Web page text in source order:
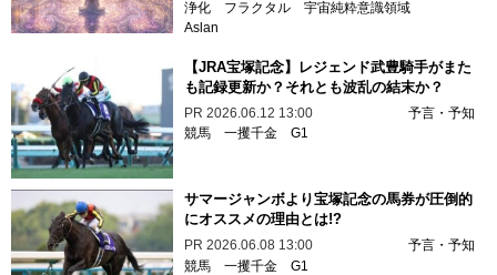
浄化
フラクタル 宇宙純粋意識領域
Aslan
【JRA宝塚記念】レジェンド武豊騎手がまた
も記録更新か？それとも波乱の結末か？
PR 2026.06.12 13:00
予言・予知
競馬 一攫千金 G1
サマージャンボより宝塚記念の馬券が圧倒的
にオススメの理由とは!?
PR 2026.06.08 13:00
予言・予知
競馬 一攫千金 G1